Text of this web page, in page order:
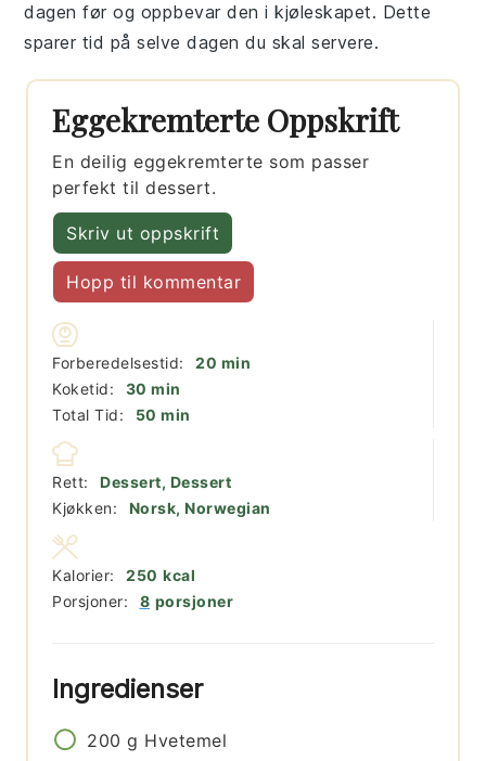
dagen før og oppbevar den i kjøleskapet. Dette
sparer tid på selve dagen du skal servere.
Eggekremterte Oppskrift
En deilig eggekremterte som passer
perfekt til dessert.
Skriv ut oppskrift
Hopp til kommentar
Forberedelsestid: 20 minutter
min
Koketid:
30 minutter
min
Total Tid:
50 minutter
min
Rett:
Dessert, Dessert
Kjøkken:
Norsk, Norwegian
Porsjoner: 8 porsjoner
Kalorier: 250 kcal
Ingredienser
200 g Hvetemel